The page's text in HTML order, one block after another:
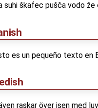
suhi škafec pušča vodo že
es un pequeño texto en
raskar över isen med